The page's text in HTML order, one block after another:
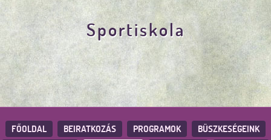
Sportiskola
FŐOLDAL BEIRATKOZÁS PROGRAMOK
BÜSZKESÉGEINK